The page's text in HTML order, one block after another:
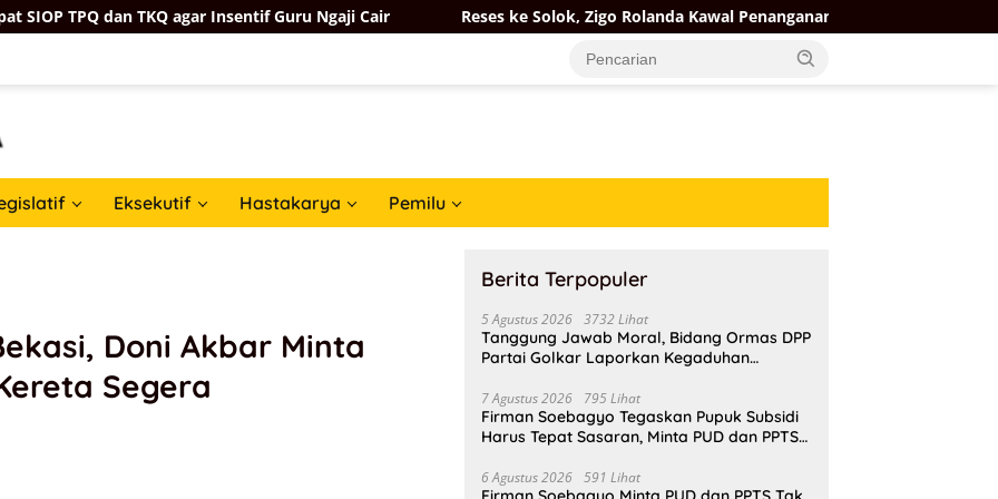
agar Insentif Guru Ngaji Cair Reses ke Solok, Zigo Rolanda Kawal Penanganan Tujuh Sungai dan Program Air Bersih
Eksekutif Hastakarya Pemilu
Doni Akbar Minta
Segera
Berita Terpopuler
5 Agustus 2026 3732 Lihat
Tanggung Jawab Moral, Bidang Ormas DPP
Partai Golkar Laporkan Kegaduhan
7 Agustus 2026 795 Lihat
Firman Soebagyo Tegaskan Pupuk Subsidi
Harus Tepat Sasaran, Minta PUD dan PPTS
6 Agustus 2026 591 Lihat